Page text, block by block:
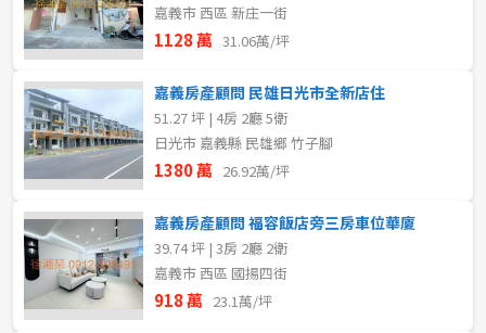
嘉義市 西區 新庄一街
1128 萬 31.06萬/坪
嘉義房產顧問 民雄日光市全新店住
51.27 坪 | 4房 2廳 5衛
日光市 嘉義縣 民雄鄉 竹子腳
1380 萬 26.92萬/坪
嘉義房產顧問 福容飯店旁三房車位華廈
39.74 坪 | 3房 2廳 2衛
嘉義市 西區 國揚四街
918 萬 23.1萬/坪